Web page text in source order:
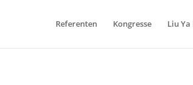
Referenten Kongresse Liu Ya